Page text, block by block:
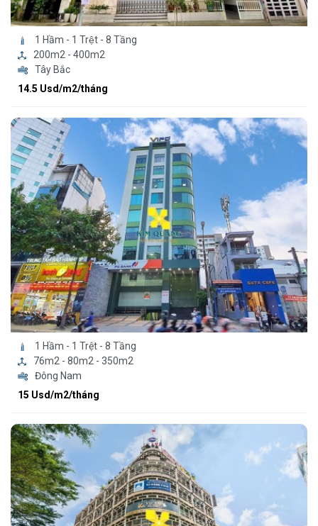
1 Hầm - 1 Trệt - 8 Tầng
200m2 - 400m2
Tây Bắc
14.5 Usd/m2/tháng
1 Hầm - 1 Trệt - 8 Tầng
76m2 - 80m2 - 350m2
Đông Nam
15 Usd/m2/tháng